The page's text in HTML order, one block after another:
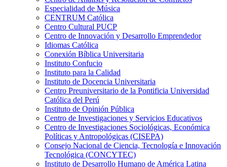
Especialidad de Música
CENTRUM Católica
Centro Cultural PUCP
Centro de Innovación y Desarrollo Emprendedor
Idiomas Católica
Conexión Bíblica Universitaria
Instituto Confucio
Instituto para la Calidad
Instituto de Docencia Universitaria
Centro Preuniversitario de la Pontificia Universidad
Católica del Perú
Instituto de Opinión Pública
Centro de Investigaciones y Servicios Educativos
Centro de Investigaciones Sociológicas, Económica
Políticas y Antropológicas (CISEPA)
Consejo Nacional de Ciencia, Tecnología e Innovación
Tecnológica (CONCYTEC)
Instituto de Desarrollo Humano de América Latina